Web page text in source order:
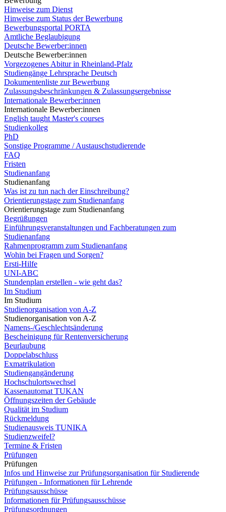
Hinweise zum Dienst
Hinweise zum Status der Bewerbung
Bewerbungsportal PORTA
Amtliche Beglaubigung
Deutsche Bewerber:innen
Deutsche Bewerber:innen
Vorgezogenes Abitur in Rheinland-Pfalz
Studiengänge Lehrsprache Deutsch
Dokumentenliste zur Bewerbung
Zulassungsbeschränkungen & Zulassungsergebnisse
Internationale Bewerber:innen
Internationale Bewerber:innen
English taught Master's courses
Studienkolleg
PhD
Sonstige Programme / Austauschstudierende
FAQ
Fristen
Studienanfang
Studienanfang
Was ist zu tun nach der Einschreibung?
Orientierungstage zum Studienanfang
Orientierungstage zum Studienanfang
Begrüßungen
Einführungsveranstaltungen und Fachberatungen zum
Studienanfang
Rahmenprogramm zum Studienanfang
Wohin bei Fragen und Sorgen?
Ersti-Hilfe
UNI-ABC
Stundenplan erstellen - wie geht das?
Im Studium
Im Studium
Studienorganisation von A-Z
Studienorganisation von A-Z
Namens-/Geschlechtsänderung
Bescheinigung für Rentenversicherung
Beurlaubung
Doppelabschluss
Exmatrikulation
Studiengangänderung
Hochschulortswechsel
Kassenautomat TUKAN
Öffnungszeiten der Gebäude
Qualität im Studium
Rückmeldung
Studienausweis TUNIKA
Studienzweifel?
Termine & Fristen
Prüfungen
Prüfungen
Infos und Hinweise zur Prüfungsorganisation für Studierende
Prüfungen - Informationen für Lehrende
Prüfungsausschüsse
Informationen für Prüfungsausschüsse
Prüfungsordnungen